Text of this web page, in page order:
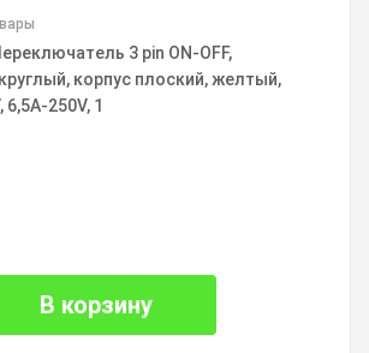
3 pin ON-OFF,
корпус плоский, желтый,
6,5A-250V, 1
В корзину